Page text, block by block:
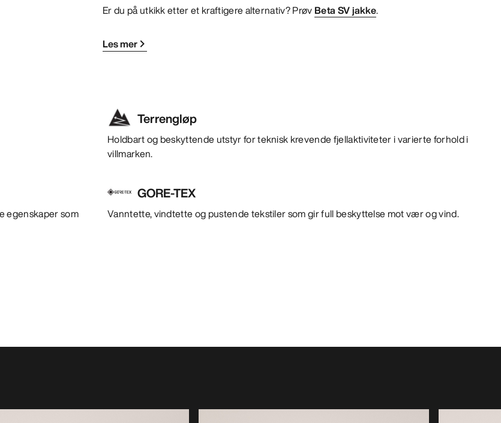
Er du på utkikk etter et kraftigere alternativ? Prøv Beta SV jakke.
Les mer
Terrengløp
Holdbart og beskyttende utstyr for teknisk krevende fjellaktiviteter i varierte forhold i
villmarken.
egenskaper som
GORE-TEX
Vanntette, vindtette og pustende tekstiler som gir full beskyttelse mot vær og vind.